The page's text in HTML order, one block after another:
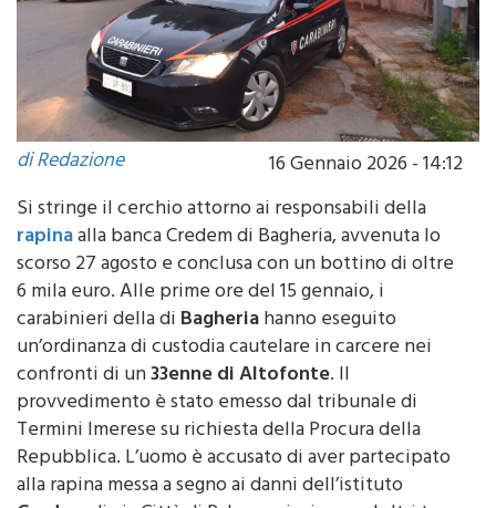
di Redazione
16 Gennaio 2026 - 14:12
Si stringe il cerchio attorno ai responsabili della
rapinaalla banca Credem di Bagheria, avvenuta lo
scorso 27 agosto e conclusa con un bottino di oltre
6 mila euro. Alle prime ore del 15 gennaio, i
carabinieri della diBagheriahanno eseguito
un’ordinanza di custodia cautelare in carcere nei
confronti di un33enne di Altofonte. Il
provvedimento è stato emesso dal tribunale di
Termini Imerese su richiesta della Procura della
Repubblica. L’uomo è accusato di aver partecipato